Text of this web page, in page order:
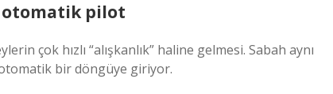
otomatik pilot
çok hızlı “alışkanlık” haline gelmesi. Sabah aynı
bir döngüye giriyor.